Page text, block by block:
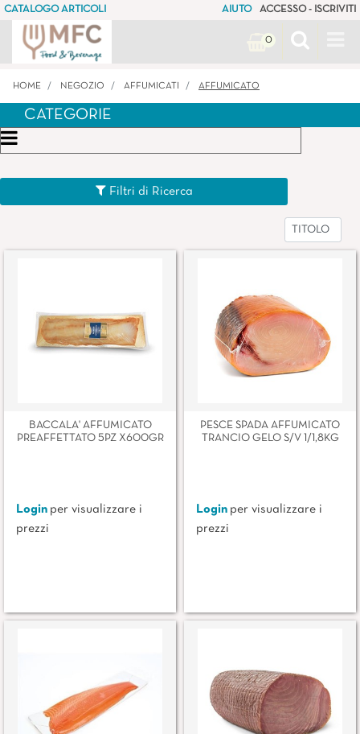
CATALOGO ARTICOLI AIUTO ACCESSO - ISCRIVITI
0
HOME NEGOZIO AFFUMICATI AFFUMICATO
CATEGORIE
Open menu
Filtri di Ricerca
BACCALA' AFFUMICATO
PREAFFETTATO 5PZ X600GR
Login per visualizzare i
prezzi
PESCE SPADA AFFUMICATO
TRANCIO GELO S/V 1/1,8KG
Login per visualizzare i
prezzi